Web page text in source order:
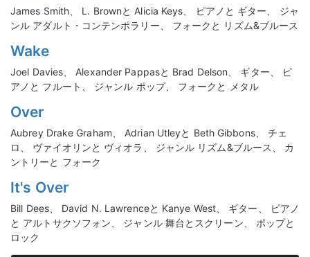
James Smith、 L. Brownと Alicia Keys、 ピアノと ギター、 ジャ
ンル アダルト・コンテンポラリー、 フォークと リズム&ブルース
Wake
Joel Davies、 Alexander Pappasと Brad Delson、 ギター、 ピ
アノと フルート、 ジャンル ポップ、 フォークと メタル
Over
Aubrey Drake Graham、 Adrian Utleyと Beth Gibbons、 チェ
ロ、 ヴァイオリンと ヴィオラ、 ジャンル リズム&ブルース、 カ
ントリーと フォーク
It's Over
Bill Dees、 David N. Lawrenceと Kanye West、 ギター、 ピアノ
と アルトサクソフォン、 ジャンル 舞台とスクリーン、 ポップと
ロック